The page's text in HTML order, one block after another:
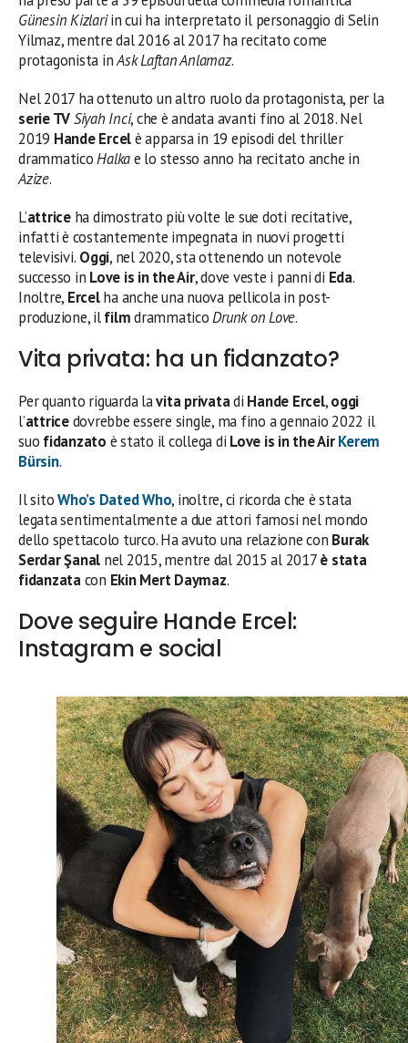
Günesin Kizlariin cui ha interpretato il personaggio di Selin
Yilmaz, mentre dal 2016 al 2017 ha recitato come
protagonista inAsk Laftan Anlamaz.
Nel 2017 ha ottenuto un altro ruolo da protagonista, per la
serie TVSiyah Inci, che è andata avanti fino al 2018. Nel
2019 Hande Ercelè apparsa in 19 episodi del thriller
drammaticoHalkae lo stesso anno ha recitato anche in
Azize.
L’attriceha dimostrato più volte le sue doti recitative,
infatti è costantemente impegnata in nuovi progetti
televisivi. Oggi, nel 2020, sta ottenendo un notevole
successo in Love is in the Air, dove veste i panni di Eda.
Inoltre, Ercelha anche una nuova pellicola in post-
produzione, ilfilmdrammaticoDrunk on Love.
Vita privata: ha un fidanzato?
Per quanto riguarda lavita privatadi Hande Ercel,oggi
l’attricedovrebbe essere single, ma fino a gennaio 2022 il
suo fidanzato è stato il collega di Love is in the AirKerem
Bürsin.
Il sitoWho’s Dated Who, inoltre, ci ricorda che è stata
legata sentimentalmente a due attori famosi nel mondo
dello spettacolo turco. Ha avuto una relazione con Burak
Serdar Şanal nel 2015, mentre dal 2015 al 2017è stata
fidanzatacon Ekin Mert Daymaz.
Dove seguire Hande Ercel:
Instagram e social